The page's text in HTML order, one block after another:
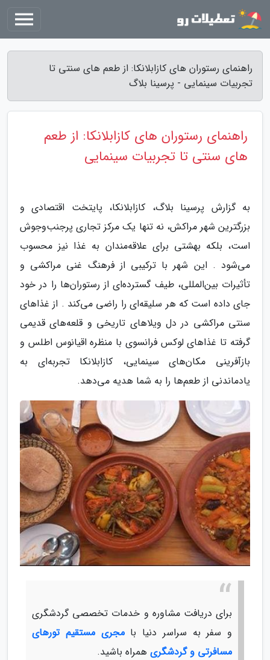
راهنمای رستوران های کازابلانکا: از طعم های سنتی تا
تجربیات سینمایی - پرسینا بلاگ
راهنمای رستوران های کازابلانکا: از طعم
های سنتی تا تجربیات سینمایی
به گزارش پرسینا بلاگ، کازابلانکا، پایتخت اقتصادی و
بزرگترین شهر مراکش، نه تنها یک مرکز تجاری پرجنب‌وجوش
است، بلکه بهشتی برای علاقه‌مندان به غذا نیز محسوب
می‌شود . این شهر با ترکیبی از فرهنگ غنی مراکشی و
تأثیرات بین‌المللی، طیف گسترده‌ای از رستوران‌ها را در خود
جای داده است که هر سلیقه‌ای را راضی می‌کند . از غذاهای
سنتی مراکشی در دل ویلاهای تاریخی و قلعه‌های قدیمی
گرفته تا غذاهای لوکس فرانسوی با منظره اقیانوس اطلس و
بازآفرینی مکان‌های سینمایی، کازابلانکا تجربه‌ای به
یادماندنی از طعم‌ها را به شما هدیه می‌دهد.
برای دریافت مشاوره و خدمات تخصصی گردشگری
و سفر به سراسر دنیا بامجری مستقیم تورهای
مسافرتی و گردشگری همراه باشید.